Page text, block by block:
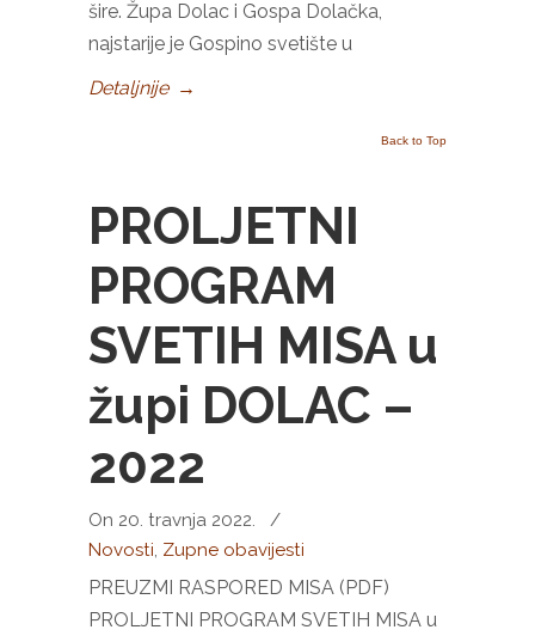
šire. Župa Dolac i Gospa Dolačka,
najstarije je Gospino svetište u
Detaljnije →
Back to Top
PROLJETNI
PROGRAM
SVETIH MISA u
župi DOLAC –
2022
On 20. travnja 2022.
/
Novosti, Zupne obavijesti
PREUZMI RASPORED MISA (PDF)
PROLJETNI PROGRAM SVETIH MISA u